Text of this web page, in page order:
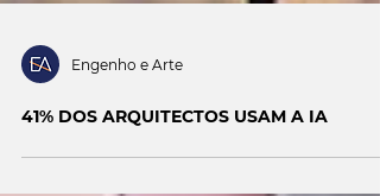
Engenho e Arte